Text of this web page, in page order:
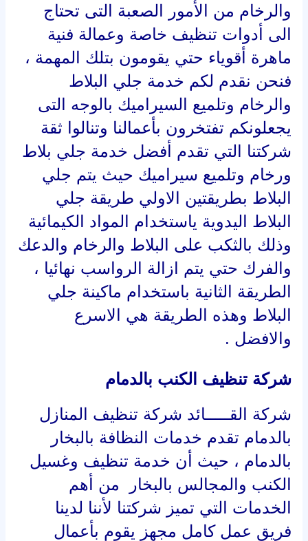
والرخام من الأمور الصعبة التى تحتاج
الى أدوات تنظيف خاصة وعمالة فنية
ماهرة أقوياء حتي يقومون بتلك المهمة ،
فنحن نقدم لكم خدمة جلي البلاط
والرخام وتلميع السيراميك بالوجه التى
يجعلونكم تفتخرون بأعمالنا وتنالوا ثقة
شركتنا التي تقدم أفضل خدمة جلي بلاط
ورخام وتلميع سيراميك حيث يتم جلي
البلاط بطريقتين الاولي طريقة جلي
البلاط اليدوية ياستخدام المواد الكيمائية
وذلك بالثكب على البلاط والرخام والدعك
والفرك حتي يتم ازالة الرواسب نهائيا ،
الطريقة الثانية باستخدام ماكينة جلي
البلاط وهذه الطريقة هي الاسرع
والافضل .
شركة تنظيف الكنب بالدمام
شركة القـــــائد شركة تنظيف المنازل
بالدمام تقدم خدمات النظافة بالبخار
بالدمام ، حيث أن خدمة تنظيف وغسيل
الكنب والمجالس بالبخار من أهم
الخدمات التي تميز شركتنا لأننا لدينا
فريق عمل كامل مجهز يقوم بأعمال